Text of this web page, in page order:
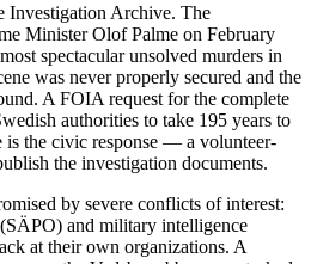
Investigation Archive. The
Minister Olof Palme on February
spectacular unsolved murders in
was never properly secured and the
A FOIA request for the complete
authorities to take 195 years to
is the civic response — a volunteer-
the investigation documents.
by severe conflicts of interest:
and military intelligence
at their own organizations. A